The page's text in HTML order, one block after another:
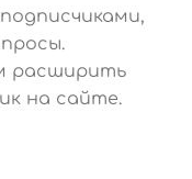
расширить
на сайте.